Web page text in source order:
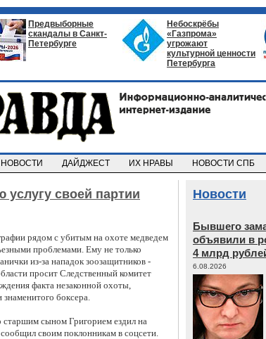
Предвыборные
скандалы в Санкт-
Петербурге
Небоскрёбы
«Газпрома»
угрожают
культурной ценности
Петербурга
НОВОСТИ ДАЙДЖЕСТ ИХ НРАВЫ НОВОСТИ СПБ
услугу своей партии
рядом с убитым на охоте медведем
проблемами. Ему не только
из-за нападок зоозащитников -
просит Следственный комитет
факта незаконной охоты,
боксера.
старшим сыном Григорием ездил на
своим поклонникам в соцсети.
Новости
Бывшего
объявили в
4 млрд
6.08.2026